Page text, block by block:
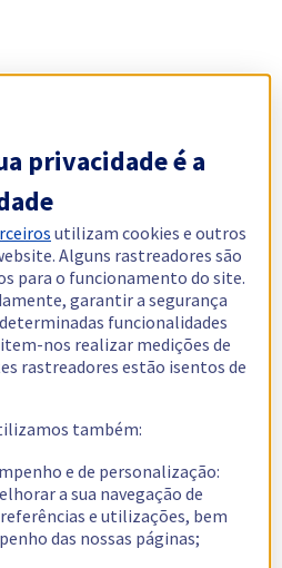
privacidade é a
utilizam cookies e outros
Alguns rastreadores são
para o funcionamento do site.
garantir a segurança
funcionalidades
nos realizar medições de
rastreadores estão isentos de
também:
e de personalização:
a sua navegação de
e utilizações, bem
das nossas páginas;